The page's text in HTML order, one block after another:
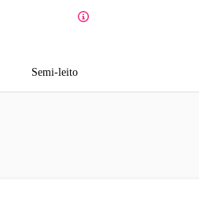
Semi-leito